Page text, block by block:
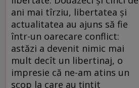
ani mai tîrziu, libertatea şi
actualitatea au ajuns să fie
într-un oarecare conflict:
astăzi a devenit nimic mai
mult decît un libertinaj, o
impresie că ne-am atins un
scop la care au ţintit